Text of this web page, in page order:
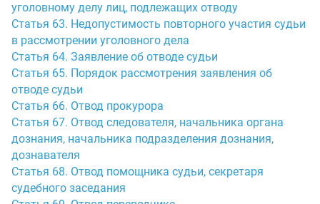
уголовному делу лиц, подлежащих отводу
Статья 63. Недопустимость повторного участия судьи
в рассмотрении уголовного дела
Статья 64. Заявление об отводе судьи
Статья 65. Порядок рассмотрения заявления об
отводе судьи
Статья 66. Отвод прокурора
Статья 67. Отвод следователя, начальника органа
дознания, начальника подразделения дознания,
дознавателя
Статья 68. Отвод помощника судьи, секретаря
судебного заседания